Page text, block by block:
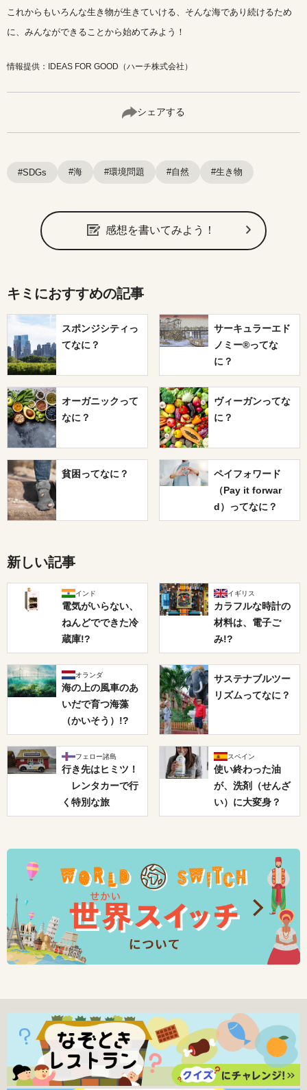
これからもいろんな生き物が生きていける、そんな海であり続けるため
に、みんなができることから始めてみよう！
情報提供：IDEAS FOR GOOD（ハーチ株式会社）
シェアする
#SDGs #海 #環境問題 #自然 #生き物
感想を書いてみよう！
キミにおすすめの記事
スポンジシティっ
てなに？
サーキュラーエド
ノミー®ってな
に？
オーガニックって
なに？
ヴィーガンってな
に？
貧困ってなに？
ペイフォワード
（Pay it forwar
d）ってなに？
新しい記事
インド
電気がいらない、
ねんどでできた冷
蔵庫!?
イギリス
カラフルな時計の
材料は、電子ご
み!?
オランダ
海の上の風車のあ
いだで育つ海藻
（かいそう）!?
サステナブルツー
リズムってなに？
フェロー諸島
行き先はヒミツ！
レンタカーで行
く特別な旅
スペイン
使い終わった油
が、洗剤（せんざ
い）に大変身？